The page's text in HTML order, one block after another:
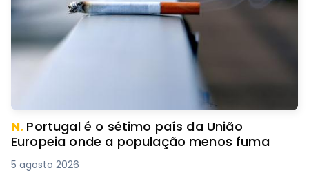
N. Portugal é o sétimo país da União
Europeia onde a população menos fuma
5 agosto 2026